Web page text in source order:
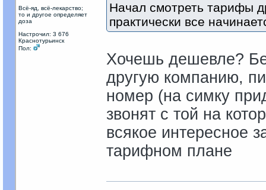
Всё-яд, всё-лекарство;
то и другое определяет
доза
Настрочил: 3 676
Краснотурьинск
Пол:
Начал смотреть тарифы
практически все
Хочешь дешевле?
другую компанию,
номер (на симку
звонят с той на
всякое интересное
тарифном плане